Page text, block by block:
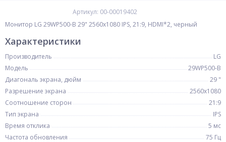
Артикул: 00-00019402
Монитор LG 29WP500-B 29" 2560x1080 IPS, 21:9, HDMI*2, черный
Характеристики
Производитель
LG
Модель
29WP500-B
Диагональ экрана, дюйм
29 "
Разрешение экрана
2560x1080
Соотношение сторон
21:9
Тип экрана
IPS
Время отклика
5 мс
Частота обновления
75 Гц